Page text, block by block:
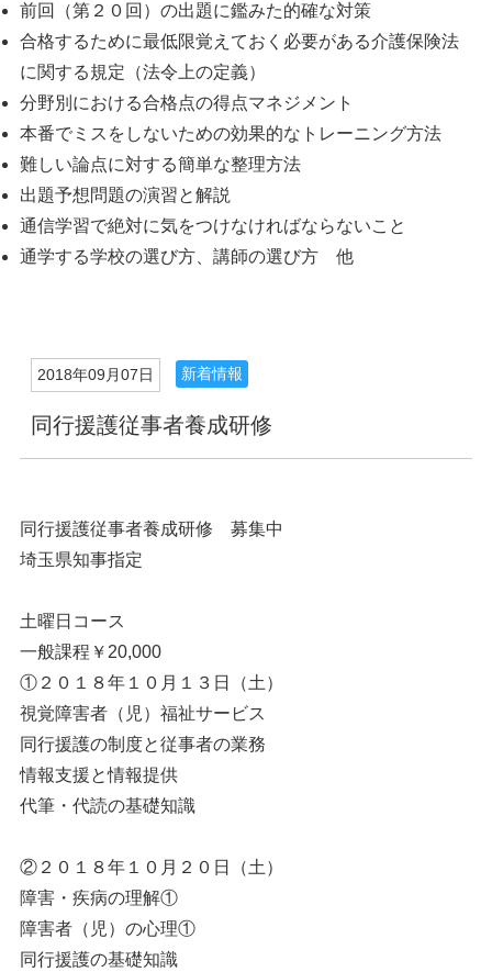
前回（第２０回）の出題に鑑みた的確な対策
合格するために最低限覚えておく必要がある介護保険法
に関する規定（法令上の定義）
分野別における合格点の得点マネジメント
本番でミスをしないための効果的なトレーニング方法
難しい論点に対する簡単な整理方法
出題予想問題の演習と解説
通信学習で絶対に気をつけなければならないこと
通学する学校の選び方、講師の選び方 他
2018年09月07日 新着情報
同行援護従事者養成研修
同行援護従事者養成研修 募集中
埼玉県知事指定
土曜日コース
一般課程￥20,000
①２０１８年１０月１３日（土）
視覚障害者（児）福祉サービス
同行援護の制度と従事者の業務
情報支援と情報提供
代筆・代読の基礎知識
②２０１８年１０月２０日（土）
障害・疾病の理解①
障害者（児）の心理①
同行援護の基礎知識